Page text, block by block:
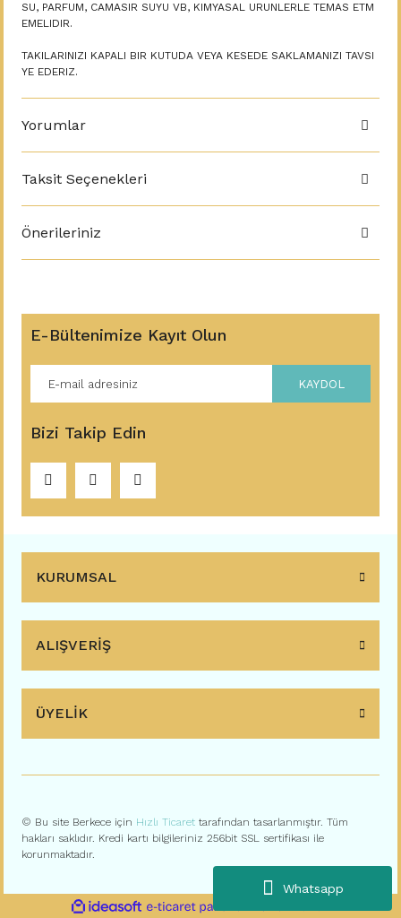
Whatsapp
SU, PARFUM, CAMASIR SUYU VB, KIMYASAL URUNLERLE TEMAS ETM
EMELIDIR.
TAKILARINIZI KAPALI BIR KUTUDA VEYA KESEDE SAKLAMANIZI TAVSI
YE EDERIZ.
Yorumlar
Taksit Seçenekleri
Önerileriniz
E-Bültenimize Kayıt Olun
KAYDOL
Bizi Takip Edin
KURUMSAL
ALIŞVERİŞ
ÜYELİK
© Bu site Berkece için Hızlı Ticaret tarafından tasarlanmıştır. Tüm
hakları saklıdır. Kredi kartı bilgileriniz 256bit SSL sertifikası ile
korunmaktadır.
ideasoft